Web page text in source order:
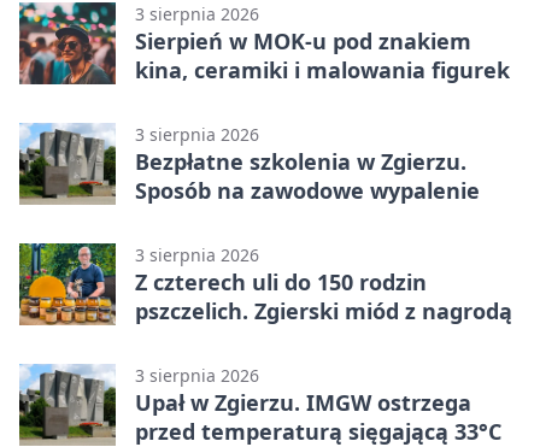
3 sierpnia 2026
Sierpień w MOK-u pod znakiem
kina, ceramiki i malowania figurek
3 sierpnia 2026
Bezpłatne szkolenia w Zgierzu.
Sposób na zawodowe wypalenie
3 sierpnia 2026
Z czterech uli do 150 rodzin
pszczelich. Zgierski miód z nagrodą
3 sierpnia 2026
Upał w Zgierzu. IMGW ostrzega
przed temperaturą sięgającą 33°C